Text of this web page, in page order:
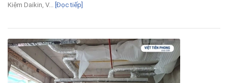
Kiệm Daikin, V... [Đọc tiếp]